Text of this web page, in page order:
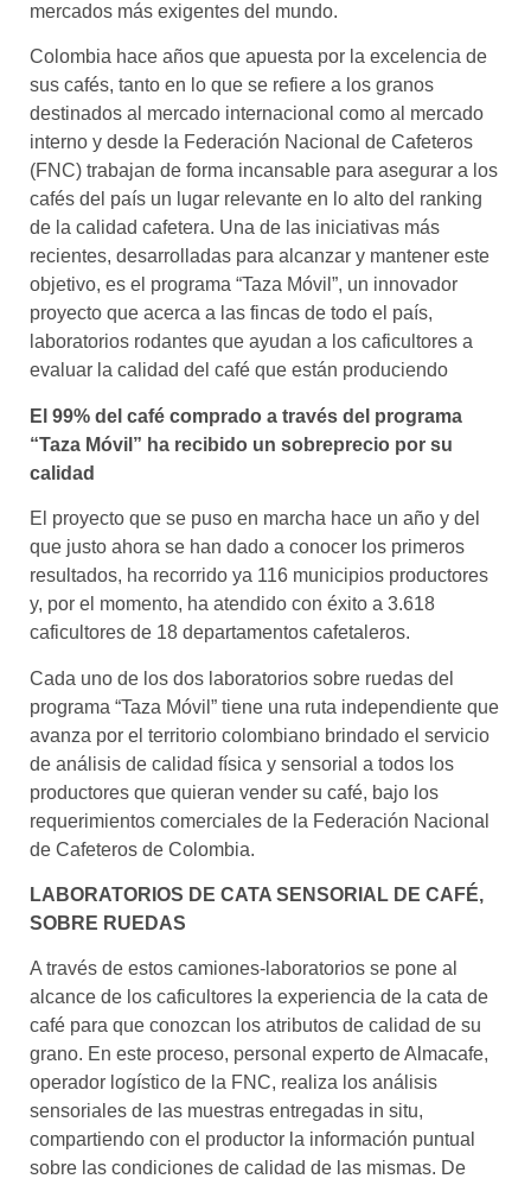
mercados más exigentes del mundo.
Colombia hace años que apuesta por la excelencia de
sus cafés, tanto en lo que se refiere a los granos
destinados al mercado internacional como al mercado
interno y desde la Federación Nacional de Cafeteros
(FNC) trabajan de forma incansable para asegurar a los
cafés del país un lugar relevante en lo alto del ranking
de la calidad cafetera. Una de las iniciativas más
recientes, desarrolladas para alcanzar y mantener este
objetivo, es el programa “Taza Móvil”, un innovador
proyecto que acerca a las fincas de todo el país,
laboratorios rodantes que ayudan a los caficultores a
evaluar la calidad del café que están produciendo
El 99% del café comprado a través del programa
“Taza Móvil” ha recibido un sobreprecio por su
calidad
El proyecto que se puso en marcha hace un año y del
que justo ahora se han dado a conocer los primeros
resultados, ha recorrido ya 116 municipios productores
y, por el momento, ha atendido con éxito a 3.618
caficultores de 18 departamentos cafetaleros.
Cada uno de los dos laboratorios sobre ruedas del
programa “Taza Móvil” tiene una ruta independiente que
avanza por el territorio colombiano brindado el servicio
de análisis de calidad física y sensorial a todos los
productores que quieran vender su café, bajo los
requerimientos comerciales de la Federación Nacional
de Cafeteros de Colombia.
LABORATORIOS DE CATA SENSORIAL DE CAFÉ,
SOBRE RUEDAS
A través de estos camiones-laboratorios se pone al
alcance de los caficultores la experiencia de la cata de
café para que conozcan los atributos de calidad de su
grano. En este proceso, personal experto de Almacafe,
operador logístico de la FNC, realiza los análisis
sensoriales de las muestras entregadas in situ,
compartiendo con el productor la información puntual
sobre las condiciones de calidad de las mismas. De